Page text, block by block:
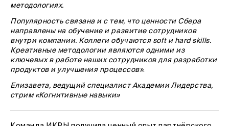
методологиях.
Популярность связана и с тем, что ценности Сбера
направлены на обучение и развитие сотрудников
внутри компании. Коллеги обучаются soft и hard skills.
Креативные методологии являются одними из
ключевых в работе наших сотрудников для разработки
продуктов и улучшения процессов».
Елизавета, ведущий специалист Академии Лидерства,
стрим «Когнитивные навыки»